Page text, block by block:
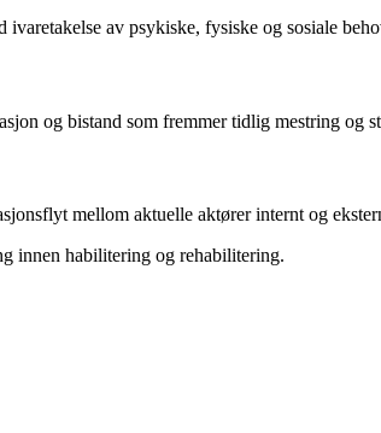
av psykiske, fysiske og sosiale
og bistand som fremmer tidlig mestring og
mellom aktuelle aktører internt og
innen habilitering og rehabilitering.